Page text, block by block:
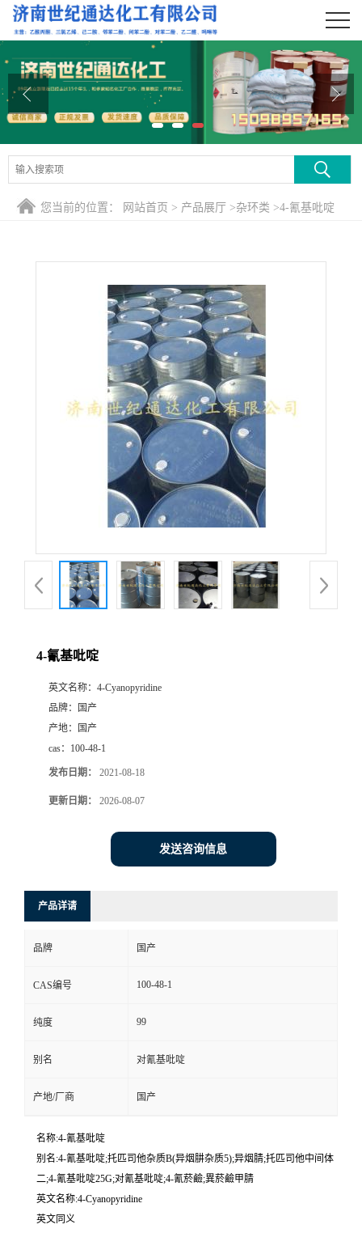
公司首页
公司介绍
产品展厅
证书荣誉
您当前的位置： 网站首页 > 产品展厅 >杂环类 >4-氰基吡啶
4-氰基吡啶
英文名称： 4-Cyanopyridine
品牌：
国产
产地：
国产
cas： 100-48-1
发布日期： 2021-08-18
更新日期： 2026-08-07
发送咨询信息
产品详请
品牌 国产
CAS编号 100-48-1
纯度 99
别名 对氰基吡啶
产地/厂商 国产
名称:4-氰基吡啶
别名:4-氰基吡啶;托匹司他杂质B(异烟肼杂质5);异烟腈;托匹司他中间体
二;4-氰基吡啶25G;对氰基吡啶;4-氰菸鹼;異菸鹼甲腈
英文名称:4-Cyanopyridine
英文同义